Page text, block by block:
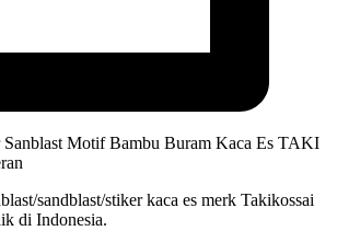
Motif Bambu Buram Kaca Es TAKI
sandblast/stiker kaca es merk Takikossai
di Indonesia.